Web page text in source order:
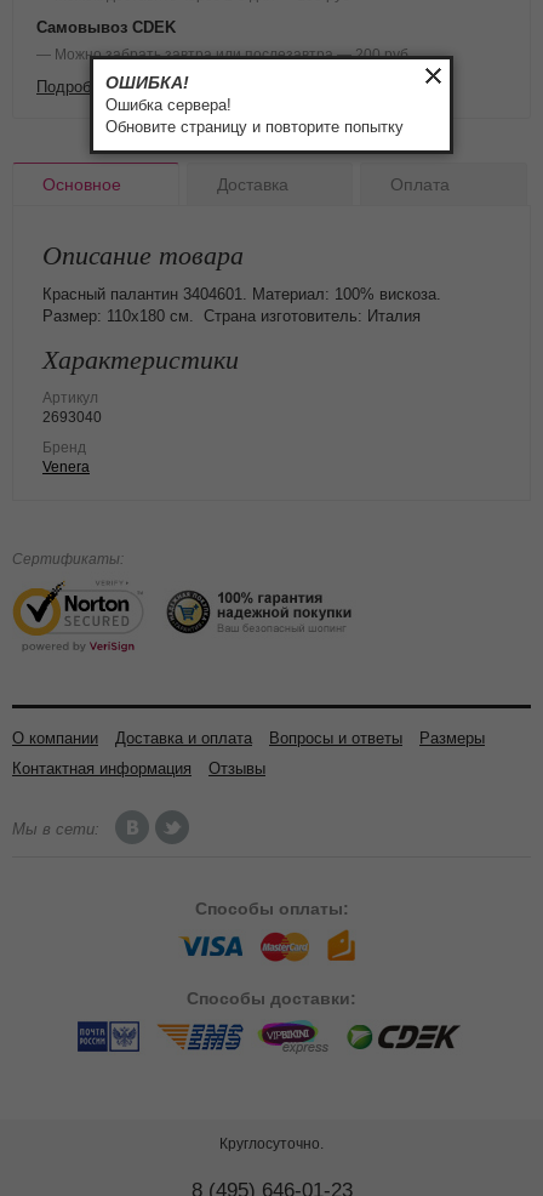
Самовывоз CDEK
— Можно забрать завтра или послезавтра — 200 руб
Подробнее о доставке и оплате
Основное Доставка Оплата
Описание товара
Красный палантин 3404601. Материал: 100% вискоза.
Размер: 110х180 см. Страна изготовитель: Италия
Характеристики
Артикул
2693040
Бренд
Venera
Сертификаты:
О компании Доставка и оплата Вопросы и ответы
Размеры
Контактная информация
Отзывы
Мы в сети:
Способы оплаты:
Способы доставки:
Круглосуточно.
8 (495) 646-01-23
ОШИБКА!
Ошибка сервера!
Обновите страницу и повторите попытку